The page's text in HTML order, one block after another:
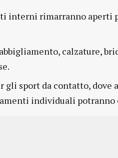
interni rimarranno aperti
calzature,
gli sport da contatto, dove
individuali potranno